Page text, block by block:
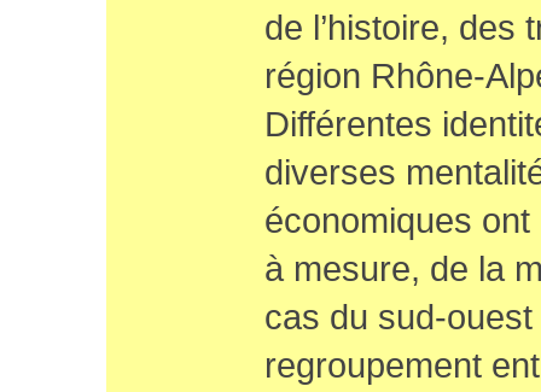
de l’histoire, des
région Rhône-
Différentes
diverses
économiques
à mesure, de la
cas du sud-
regroupement